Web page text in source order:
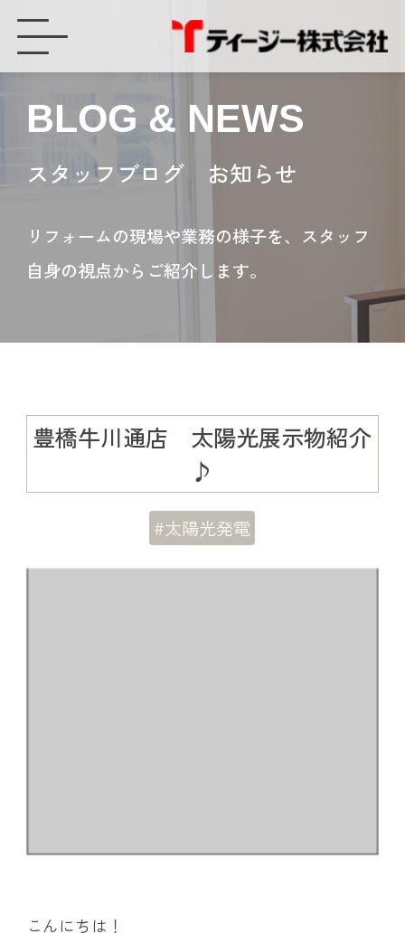
BLOG & NEWS
スタッフブログ お知らせ
リフォームの現場や業務の様子を、スタッフ
自身の視点からご紹介します。
豊橋牛川通店 太陽光展示物紹介
♪
#太陽光発電
こんにちは！